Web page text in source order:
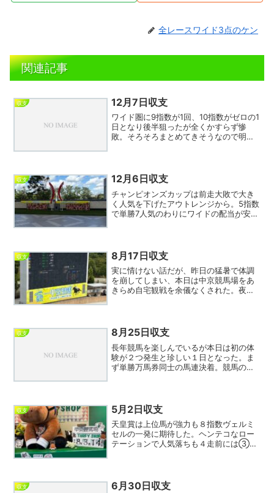
全レースワイド3点のケン
関連記事
収支 12月7日収支
ワイド圏に9指数が1回、10指数がゼロの1
日となり後半狙ったが全くかすらず惨
敗。そろそろまとめてきそうなので明日
がら8番人気の妙...
収支 12月6日収支
チャンピオンズカップは前走大敗で大き
く人気を下げたアウトレンジから。5指数
で単勝7人気のわりにワイドの配当が安い
今日の馬券成績はそこ...
収支 8月17日収支
実に情けない話だが、昨日の猛暑で体調
を崩してしまい、本日は中京競馬場をあ
きらめ自宅観戦を余儀なくされた。夜に
インズであったが結果はボ...
収支 8月25日収支
長年競馬を楽しんでいるが本日は初の体
験が２つ発生と珍しい１日となった。ま
ず単勝万馬券同士の馬連決着。競馬の歴
か？もうひとつは落雷のお...
収支 5月2日収支
天皇賞は上位馬が強力も８指数ヴェルミ
セルの一発に期待した。ヘンテコなロー
テーションで人気落ちも４走前には③ア
の収支はマイナスとなり、連...
収支 6月30日収支